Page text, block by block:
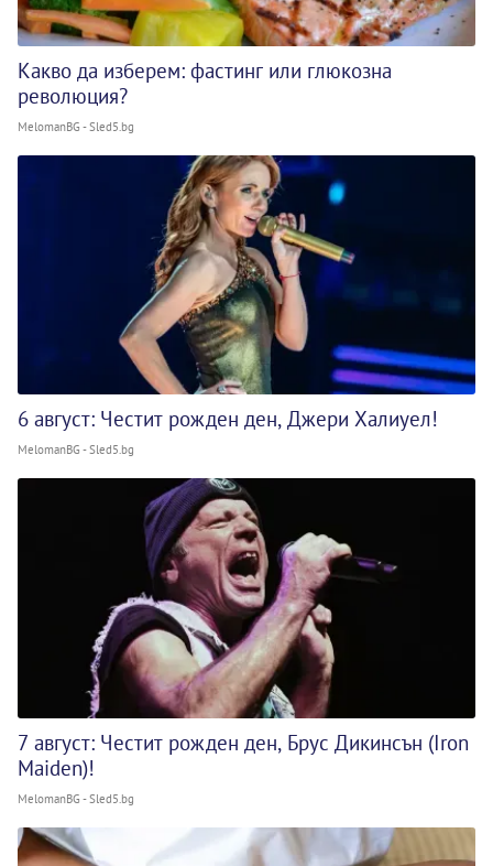
Какво да изберем: фастинг или глюкозна
революция?
MelomanBG - Sled5.bg
6 август: Честит рожден ден, Джери Халиуел!
MelomanBG - Sled5.bg
7 август: Честит рожден ден, Брус Дикинсън (Iron
Maiden)!
MelomanBG - Sled5.bg